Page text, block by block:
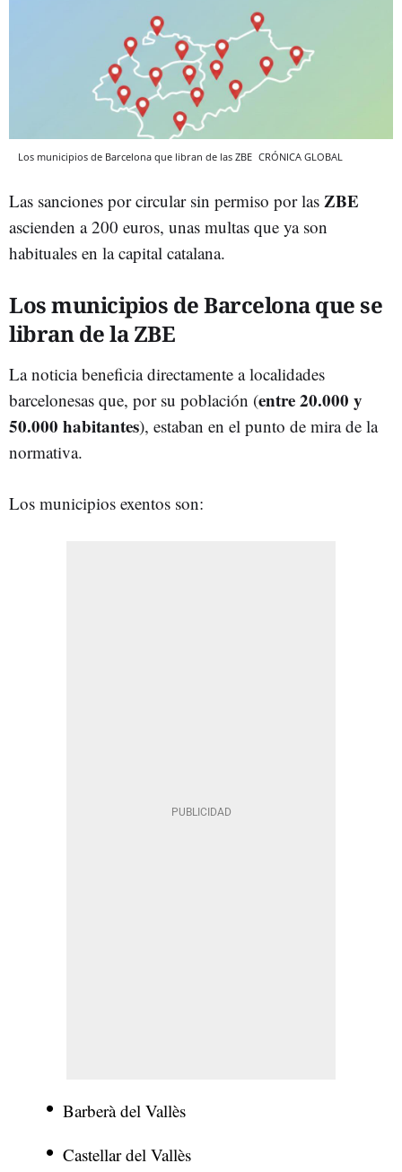
Los municipios de Barcelona que libran de las ZBE CRÓNICA GLOBAL
Las sanciones por circular sin permiso por las ZBE
ascienden a 200 euros, unas multas que ya son
habituales en la capital catalana.
Los municipios de Barcelona que se
libran de la ZBE
La noticia beneficia directamente a localidades
barcelonesas que, por su población (entre 20.000 y
50.000 habitantes), estaban en el punto de mira de la
normativa.
Los municipios exentos son:
Barberà del Vallès
Castellar del Vallès